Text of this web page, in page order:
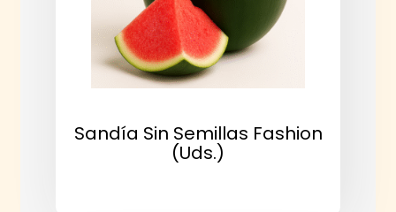
Sandía Sin Semillas Fashion
(uds.)